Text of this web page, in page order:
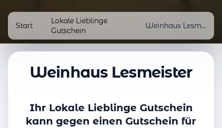
Start
Lokale Lieblinge
Gutschein
Weinhaus Lesmeister
Weinhaus Lesmeister
Ihr Lokale Lieblinge Gutschein
kann gegen einen Gutschein für